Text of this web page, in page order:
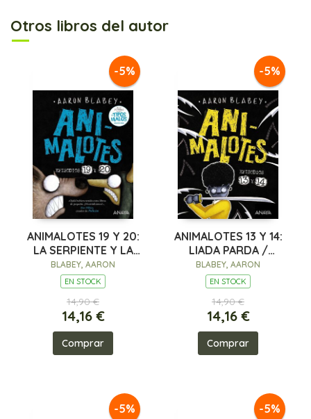
Otros libros del autor
-5%
ANIMALOTES 19 Y 20:
LA SERPIENTE Y LA
BESTIA / UNA COSA
MÁS
BLABEY, AARON
EN STOCK
14,90 €
14,16 €
Comprar
-5%
ANIMALOTES 13 Y 14:
LIADA PARDA /
¡ABEJAS
MOSQUEADAS!
BLABEY, AARON
EN STOCK
14,90 €
14,16 €
Comprar
-5% -5%